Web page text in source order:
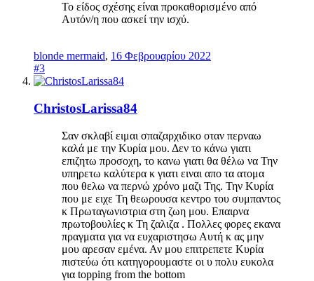
Το είδος σχέσης είναι προκαθορισμένο από
Αυτόν/η που ασκεί την ισχύ.
blonde mermaid, 16 Φεβρουαρίου 2022
#3
ChristosLarissa84
Σαν σκλαβί ειμαι σπαζαρχιδικο οταν περναω
καλά με την Κυρία μου. Δεν το κάνω γιατι
επιζητω προσοχη, το κανω γιατι θα θέλω να Την
υπηρετω καλύτερα κ γιατι ειναι απο τα ατομα
που θελω να περνώ χρόνο μαζι Της. Την Κυρία
που με ειχε Τη θεωρουσα κεντρο του συμπαντος
κ Πρωταγωνιστρια στη ζωη μου. Επαιρνα
πρωτοβουλίες κ Τη ζαλιζα . Πολλες φορες εκανα
πραγματα για να ευχαριστησω Αυτή κ ας μην
μου αρεσαν εμένα. Αν μου επιτρεπετε Κυρία
πιστεύω ότι κατηγορουμαστε οι υ πολυ ευκολα
για topping from the bottom